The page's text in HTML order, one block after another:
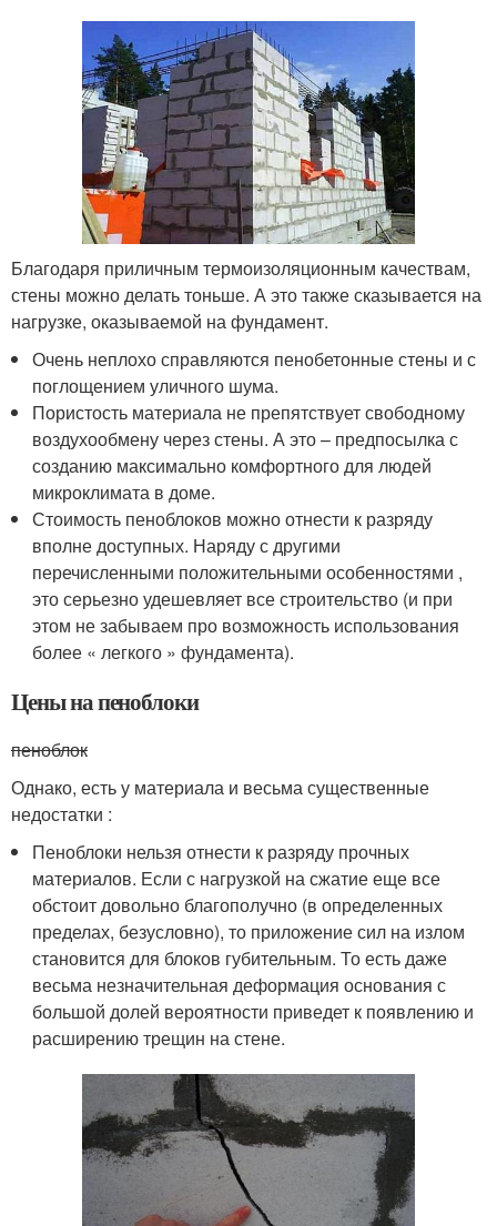
Благодаря приличным термоизоляционным качествам,
стены можно делать тоньше. А это также сказывается на
нагрузке, оказываемой на фундамент.
Очень неплохо справляются пенобетонные стены и с
поглощением уличного шума.
Пористость материала не препятствует свободному
воздухообмену через стены. А это – предпосылка с
созданию максимально комфортного для людей
микроклимата в доме.
Стоимость пеноблоков можно отнести к разряду
вполне доступных. Наряду с другими
перечисленными положительными особенностями ,
это серьезно удешевляет все строительство (и при
этом не забываем про возможность использования
более « легкого » фундамента).
Цены на пеноблоки
пеноблок
Однако, есть у материала и весьма существенные
недостатки :
Пеноблоки нельзя отнести к разряду прочных
материалов. Если с нагрузкой на сжатие еще все
обстоит довольно благополучно (в определенных
пределах, безусловно), то приложение сил на излом
становится для блоков губительным. То есть даже
весьма незначительная деформация основания с
большой долей вероятности приведет к появлению и
расширению трещин на стене.